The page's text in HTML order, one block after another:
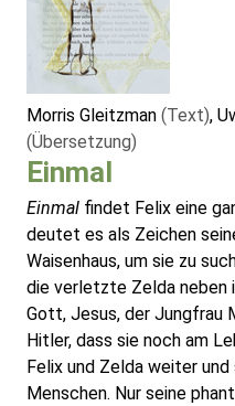
Morris Gleitzman (Text),
(Übersetzung)
Einmal
Einmal findet Felix eine
deutet es als Zeichen
Waisenhaus, um sie zu
die verletzte Zelda neben
Gott, Jesus, der Jungfrau
Hitler, dass sie noch am
Felix und Zelda weiter
Menschen. Nur seine